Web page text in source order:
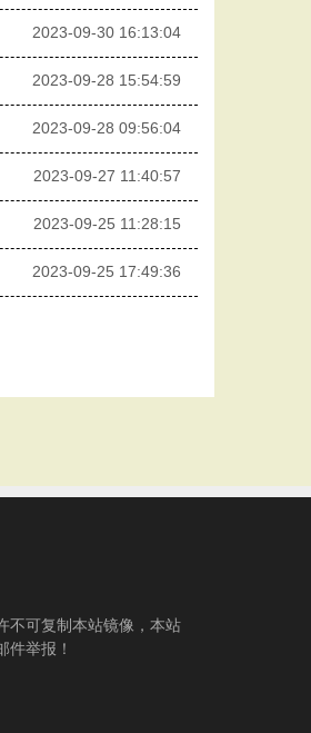
2023-09-30 16:13:04
2023-09-28 15:54:59
2023-09-28 09:56:04
2023-09-27 11:40:57
2023-09-25 11:28:15
2023-09-25 17:49:36
不可复制本站镜像，本站
件举报！